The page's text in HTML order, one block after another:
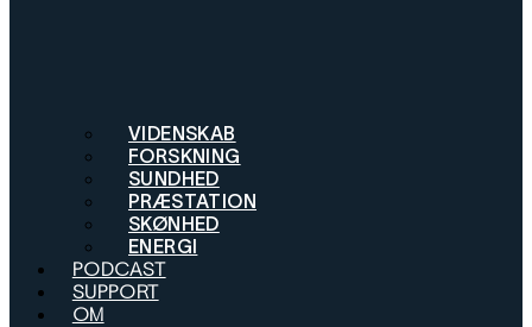
VIDENSKAB
FORSKNING
SUNDHED
PRÆSTATION
SKØNHED
ENERGI
PODCAST
SUPPORT
OM